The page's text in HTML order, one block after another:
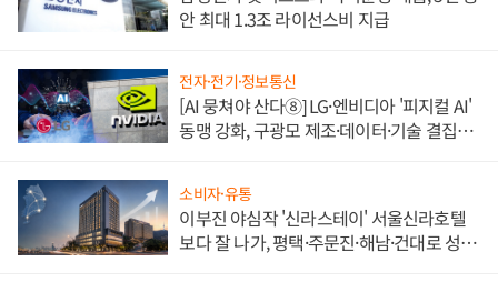
안 최대 1.3조 라이선스비 지급
전자·전기·정보통신
[AI 뭉쳐야 산다⑧] LG·엔비디아 '피지컬 AI'
동맹 강화, 구광모 제조·데이터·기술 결집
소비자·유통
이부진 야심작 '신라스테이' 서울신라호텔
보다 잘 나가, 평택·주문진·해남·건대로 성